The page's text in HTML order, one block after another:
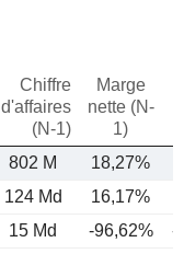
Chiffre
d'affaires
(N-1)
Marge
nette (N-
1)
802 M 18,27%
124 Md 16,17%
15 Md -96,62%
-